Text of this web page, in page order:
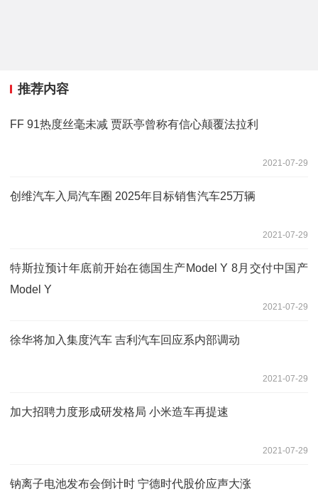
推荐内容
FF 91热度丝毫未减 贾跃亭曾称有信心颠覆法拉利
2021-07-29
创维汽车入局汽车圈 2025年目标销售汽车25万辆
2021-07-29
特斯拉预计年底前开始在德国生产Model Y 8月交付中国产
Model Y
2021-07-29
徐华将加入集度汽车 吉利汽车回应系内部调动
2021-07-29
加大招聘力度形成研发格局 小米造车再提速
2021-07-29
钠离子电池发布会倒计时 宁德时代股价应声大涨